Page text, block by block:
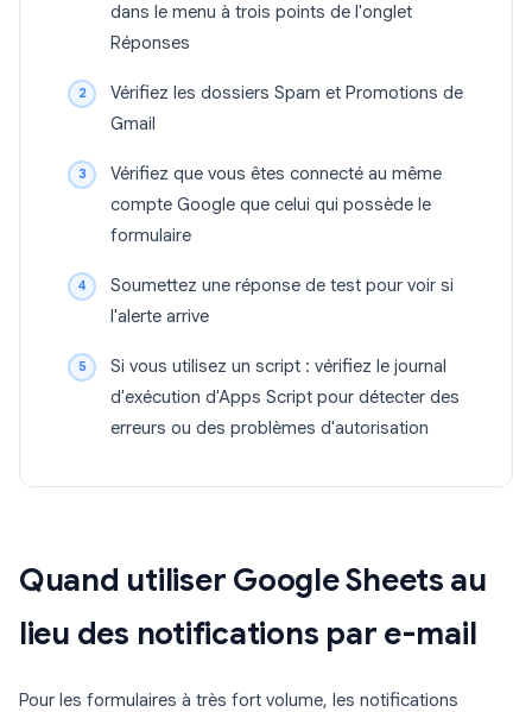
dans le menu à trois points de l'onglet
Réponses
Vérifiez les dossiers Spam et Promotions de
Gmail
Vérifiez que vous êtes connecté au même
compte Google que celui qui possède le
formulaire
Soumettez une réponse de test pour voir si
l'alerte arrive
Si vous utilisez un script : vérifiez le journal
d'exécution d'Apps Script pour détecter des
erreurs ou des problèmes d'autorisation
Quand utiliser Google Sheets au
lieu des notifications par e-mail
Pour les formulaires à très fort volume, les notifications